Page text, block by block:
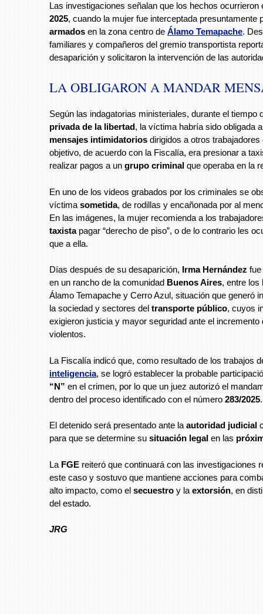
Las investigaciones señalan que los hechos ocurrieron
2025, cuando la mujer fue interceptada presuntamente
armados en la zona centro de Álamo Temapache.
familiares y compañeros del gremio transportista
desaparición y solicitaron la intervención de las
LA OBLIGARON A MANDAR
Según las indagatorias ministeriales, durante el tiempo
privada de la libertad, la víctima habría sido obligada
mensajes intimidatorios dirigidos a otros trabajadores
objetivo, de acuerdo con la Fiscalía, era presionar a
realizar pagos a un grupo criminal que operaba en la
En uno de los videos grabados por los criminales se
víctima sometida, de rodillas y encañonada por al
En las imágenes, la mujer recomienda a los
taxistapagar “derecho de piso”, o de lo contrario les
que a ella.
Días después de su desaparición, Irma Hernández
en un rancho de la comunidad Buenos Aires, entre los
Álamo Temapache y Cerro Azul, situación que generó
la sociedad y sectores del transporte público, cuyos
exigieron justicia y mayor seguridad ante el incremento
violentos.
La Fiscalía indicó que, como resultado de los trabajos
inteligencia, se logró establecer la probable
“N” en el crimen, por lo que un juez autorizó el
dentro del proceso identificado con el número 283/2025.
El detenido será presentado ante la autoridad judicial
para que se determine su situación legal en las
La FGE reiteró que continuará con las investigaciones
este caso y sostuvo que mantiene acciones para
alto impacto, como el secuestro y la extorsión, en
del estado.
JRG